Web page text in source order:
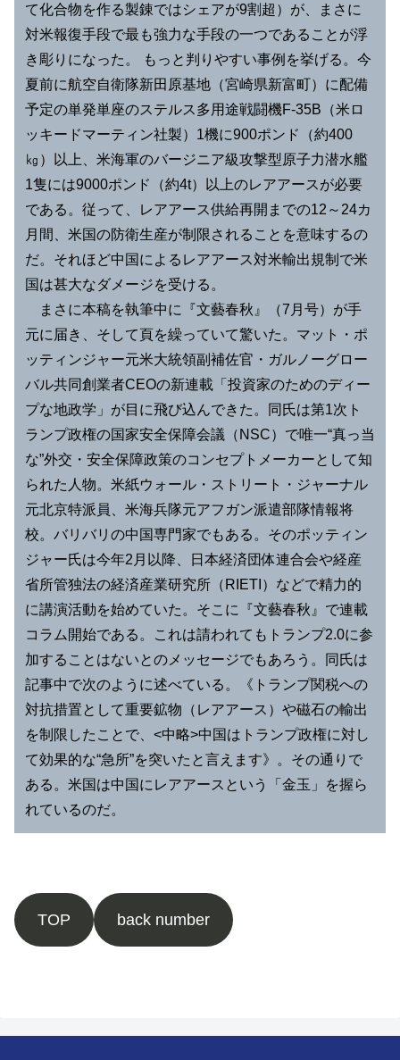
て化合物を作る製錬ではシェアが9割超）が、まさに
対米報復手段で最も強力な手段の一つであることが浮
き彫りになった。 もっと判りやすい事例を挙げる。今
夏前に航空自衛隊新田原基地（宮崎県新富町）に配備
予定の単発単座のステルス多用途戦闘機F-35B（米ロ
ッキードマーティン社製）1機に900ポンド（約400
㎏）以上、米海軍のバージニア級攻撃型原子力潜水艦
1隻には9000ポンド（約4t）以上のレアアースが必要
である。従って、レアアース供給再開までの12～24カ
月間、米国の防衛生産が制限されることを意味するの
だ。それほど中国によるレアアース対米輸出規制で米
国は甚大なダメージを受ける。
まさに本稿を執筆中に『文藝春秋』（7月号）が手
元に届き、そして頁を繰っていて驚いた。マット・ポ
ッティンジャー元米大統領副補佐官・ガルノーグロー
バル共同創業者CEOの新連載「投資家のためのディー
プな地政学」が目に飛び込んできた。同氏は第1次ト
ランプ政権の国家安全保障会議（NSC）で唯一“真っ当
な”外交・安全保障政策のコンセプトメーカーとして知
られた人物。米紙ウォール・ストリート・ジャーナル
元北京特派員、米海兵隊元アフガン派遣部隊情報将
校。バリバリの中国専門家でもある。そのポッティン
ジャー氏は今年2月以降、日本経済団体連合会や経産
省所管独法の経済産業研究所（RIETI）などで精力的
に講演活動を始めていた。そこに『文藝春秋』で連載
コラム開始である。これは請われてもトランプ2.0に参
加することはないとのメッセージでもあろう。同氏は
記事中で次のように述べている。《トランプ関税への
対抗措置として重要鉱物（レアアース）や磁石の輸出
を制限したことで、<中略>中国はトランプ政権に対し
て効果的な“急所”を突いたと言えます》。その通りで
ある。米国は中国にレアアースという「金玉」を握ら
れているのだ。
TOP back number